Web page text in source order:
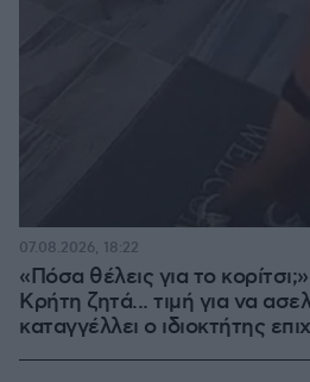
«Πόσα θέλεις για το
Κρήτη ζητά... τιμή για να
καταγγέλλει ο ιδιοκτήτης
07.08.2026, 18:22